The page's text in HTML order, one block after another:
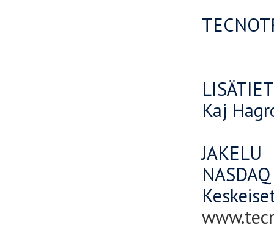
Kaj
JAKELU